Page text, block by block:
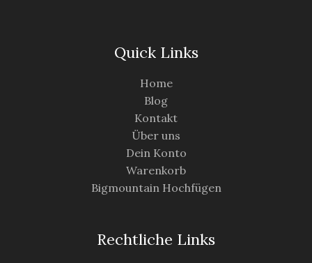
Quick Links
Home
Blog
Kontakt
Über uns
Dein Konto
Warenkorb
Bigmountain Hochfügen
Rechtliche Links